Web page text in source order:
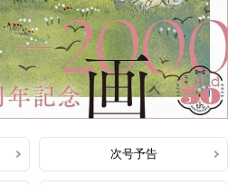
次号予告